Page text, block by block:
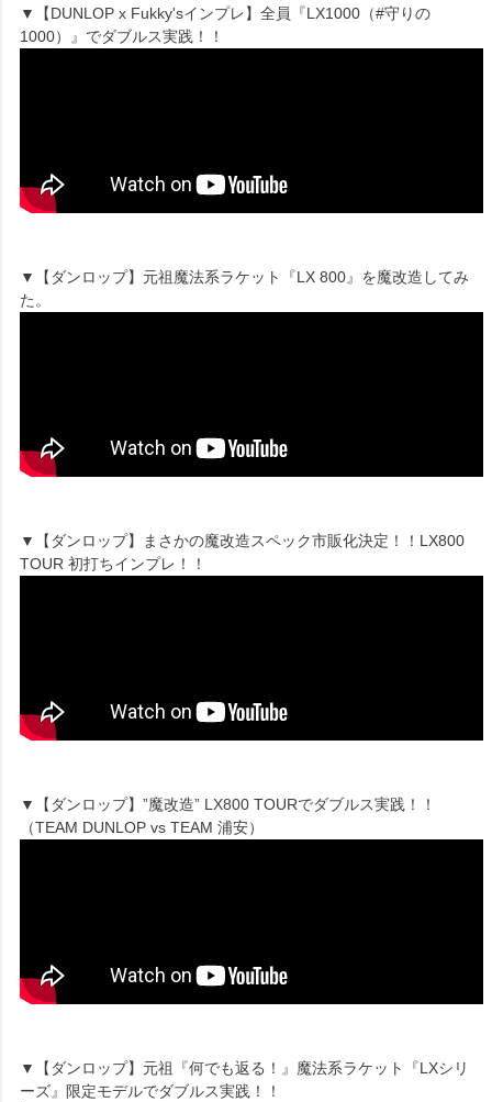
▼【DUNLOP x Fukky'sインプレ】全員『LX1000（#守りの
1000）』でダブルス実践！！
▼【ダンロップ】元祖魔法系ラケット『LX 800』を魔改造してみ
た。
▼【ダンロップ】まさかの魔改造スペック市販化決定！！LX800
TOUR 初打ちインプレ！！
▼【ダンロップ】”魔改造” LX800 TOURでダブルス実践！！
（TEAM DUNLOP vs TEAM 浦安）
▼【ダンロップ】元祖『何でも返る！』魔法系ラケット『LXシリ
ーズ』限定モデルでダブルス実践！！